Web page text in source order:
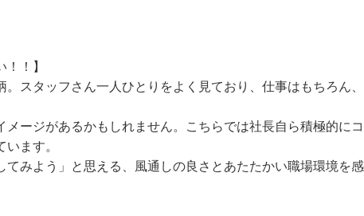
！！】
。スタッフさん一人ひとりをよく見ており、仕事はもちろ
メージがあるかもしれません。こちらでは社長自ら積極的
います。